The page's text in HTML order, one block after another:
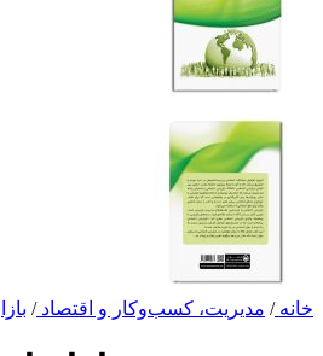
خانه/ مدیریت، کسب‌وکار و اقتصاد/